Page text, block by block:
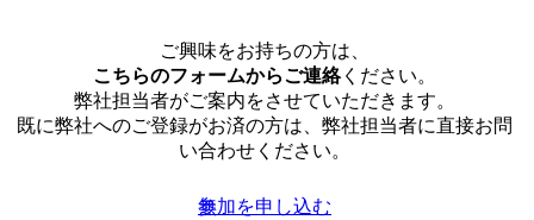
ご興味をお持ちの方は、
こちらのフォームからご連絡ください。
弊社担当者がご案内をさせていただきます。
既に弊社へのご登録がお済の方は、弊社担当者に直接お問
い合わせください。
無
参加を申し込む